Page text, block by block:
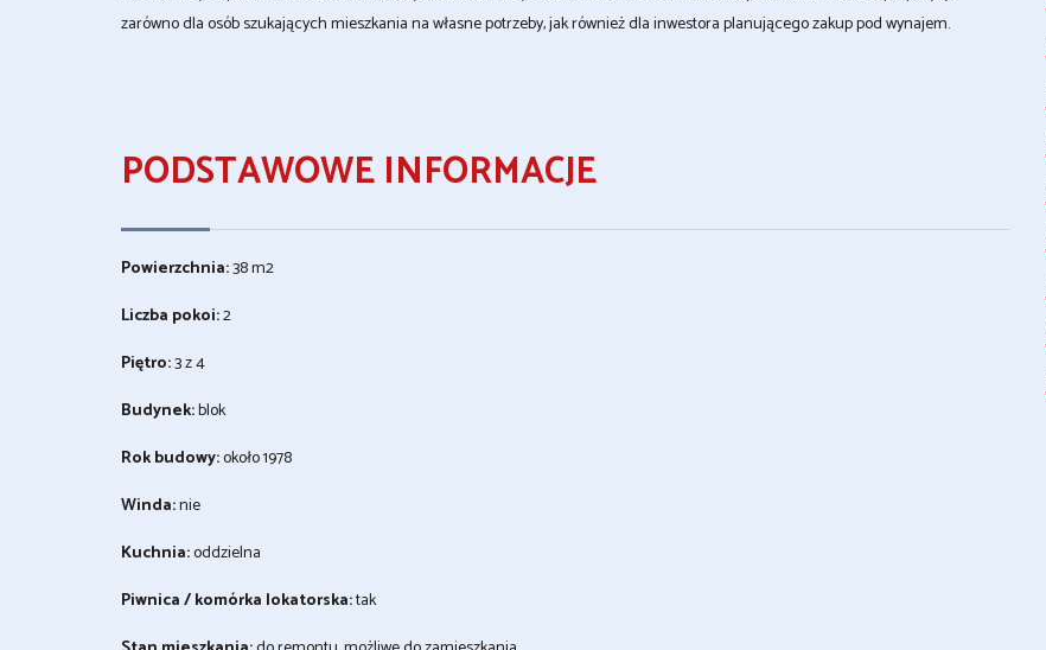
zarówno dla osób szukających mieszkania na własne potrzeby, jak również dla inwestora planującego zakup pod wynajem.
PODSTAWOWE INFORMACJE
Powierzchnia:38 m2
Liczba pokoi:2
Piętro:3 z 4
Budynek:blok
Rok budowy:około 1978
Winda:nie
Kuchnia:oddzielna
Piwnica / komórka lokatorska:tak